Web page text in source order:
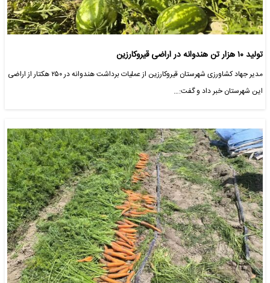
تولید ۱۰ هزار تن هندوانه در اراضی قیروکارزین
مدیر جهاد کشاورزی شهرستان قیروکارزین از عملیات برداشت هندوانه در ۲۵۰ هکتار از اراضی
این شهرستان خبر داد و گفت:…